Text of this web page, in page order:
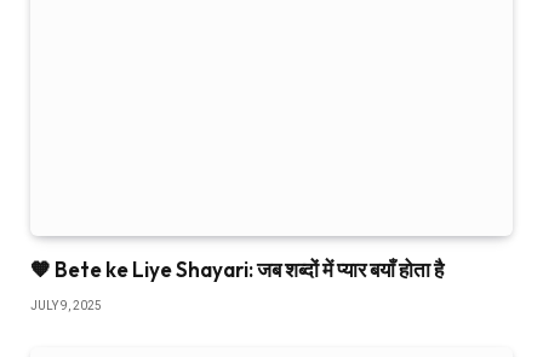
🧡 Bete ke Liye Shayari: जब शब्दों में प्यार बयाँ होता है
JULY 9, 2025